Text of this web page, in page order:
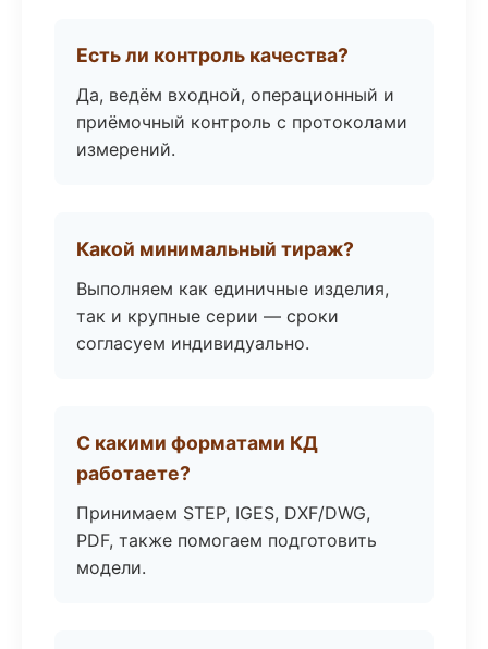
Есть ли контроль качества?
Да, ведём входной, операционный и
приёмочный контроль с протоколами
измерений.
Какой минимальный тираж?
Выполняем как единичные изделия,
так и крупные серии — сроки
согласуем индивидуально.
С какими форматами КД
работаете?
Принимаем STEP, IGES, DXF/DWG,
PDF, также помогаем подготовить
модели.